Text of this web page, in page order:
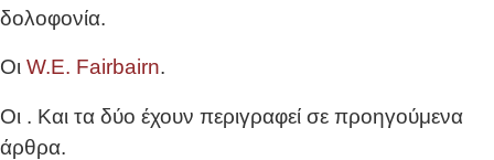
δολοφονία.
Οι W.E. Fairbairn.
Οι . Και τα δύο έχουν περιγραφεί σε προηγούμενα
άρθρα.